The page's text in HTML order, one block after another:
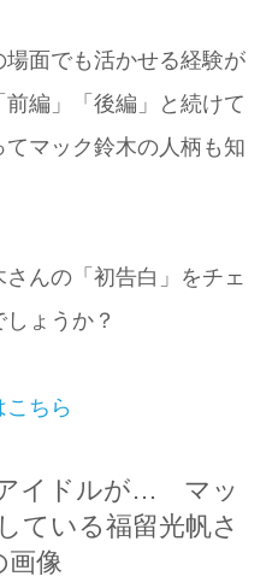
面でも活かせる経験が
編」「後編」と続けて
マック鈴木の人柄も知
んの「初告白」をチェ
ょうか？
ちら
イドルが… マッ
ている福留光帆さ
画像